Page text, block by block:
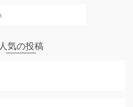
人気の投稿